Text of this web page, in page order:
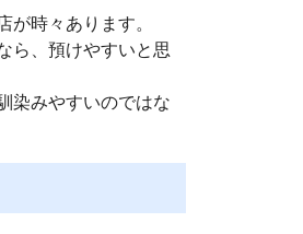
時々あります。
ら、預けやすいと思
染みやすいのではな